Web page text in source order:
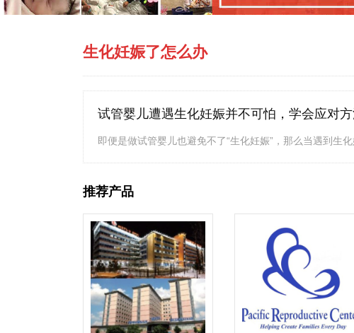
生化妊娠了怎么办
试管婴儿遭遇生化妊娠并不可怕，学会应对方
即便是做试管婴儿也避免不了“生化妊娠”，那么当遇到
推荐产品